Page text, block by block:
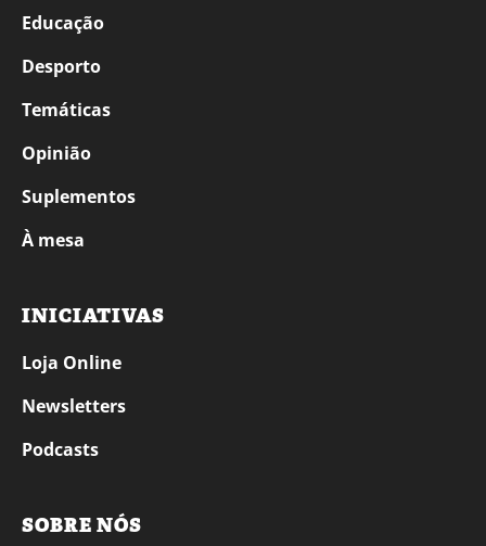
Educação
Desporto
Temáticas
Opinião
Suplementos
À mesa
INICIATIVAS
Loja Online
Newsletters
Podcasts
SOBRE NÓS